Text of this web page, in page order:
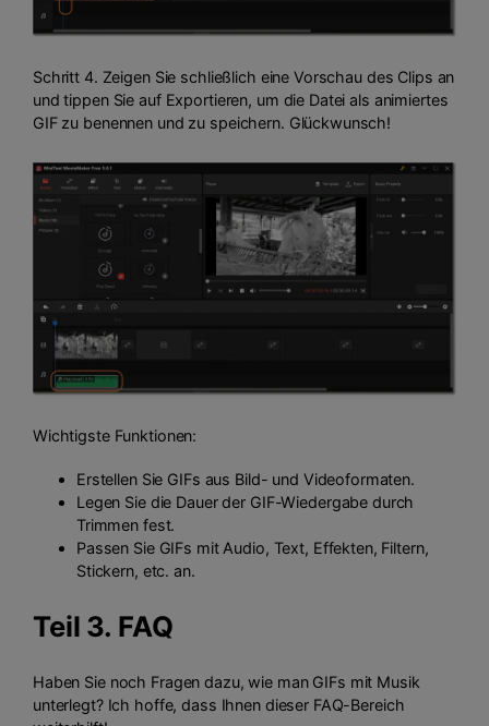
Schritt 4. Zeigen Sie schließlich eine Vorschau des Clips an
und tippen Sie auf Exportieren, um die Datei als animiertes
GIF zu benennen und zu speichern. Glückwunsch!
Wichtigste Funktionen:
Erstellen Sie GIFs aus Bild- und Videoformaten.
Legen Sie die Dauer der GIF-Wiedergabe durch
Trimmen fest.
Passen Sie GIFs mit Audio, Text, Effekten, Filtern,
Stickern, etc. an.
Teil 3. FAQ
Haben Sie noch Fragen dazu, wie man GIFs mit Musik
unterlegt? Ich hoffe, dass Ihnen dieser FAQ-Bereich